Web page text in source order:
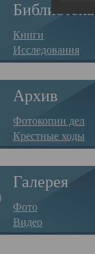
Библиотека
Книги
Исследования
Архив
Фотокопии дел
Крестные ходы
Галерея
Фото
Видео